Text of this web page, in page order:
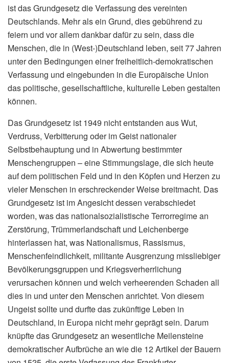
ist das Grundgesetz die Verfassung des vereinten
Deutschlands. Mehr als ein Grund, dies gebührend zu
feiern und vor allem dankbar dafür zu sein, dass die
Menschen, die in (West-)Deutschland leben, seit 77 Jahren
unter den Bedingungen einer freiheitlich-demokratischen
Verfassung und eingebunden in die Europäische Union
das politische, gesellschaftliche, kulturelle Leben gestalten
können.
Das Grundgesetz ist 1949 nicht entstanden aus Wut,
Verdruss, Verbitterung oder im Geist nationaler
Selbstbehauptung und in Abwertung bestimmter
Menschengruppen – eine Stimmungslage, die sich heute
auf dem politischen Feld und in den Köpfen und Herzen zu
vieler Menschen in erschreckender Weise breitmacht. Das
Grundgesetz ist im Angesicht dessen verabschiedet
worden, was das nationalsozialistische Terrorregime an
Zerstörung, Trümmerlandschaft und Leichenberge
hinterlassen hat, was Nationalismus, Rassismus,
Menschenfeindlichkeit, militante Ausgrenzung missliebiger
Bevölkerungsgruppen und Kriegsverherrlichung
verursachen können und welch verheerenden Schaden all
dies in und unter den Menschen anrichtet. Von diesem
Ungeist sollte und durfte das zukünftige Leben in
Deutschland, in Europa nicht mehr geprägt sein. Darum
knüpfte das Grundgesetz an wesentliche Meilensteine
demokratischer Aufbrüche an wie die 12 Artikel der Bauern